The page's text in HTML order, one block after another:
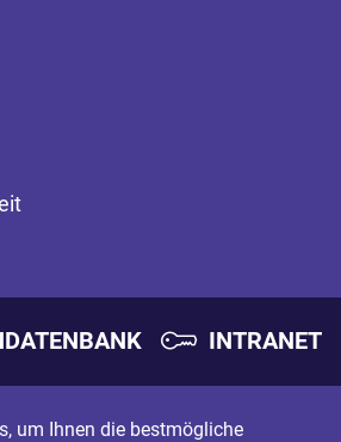
INTRANET
um Ihnen die bestmögliche